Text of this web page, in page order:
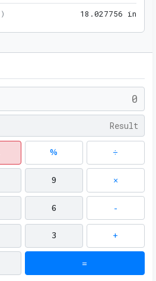
) 18 .027756 in
% ÷
9 ×
6 -
3 +
=